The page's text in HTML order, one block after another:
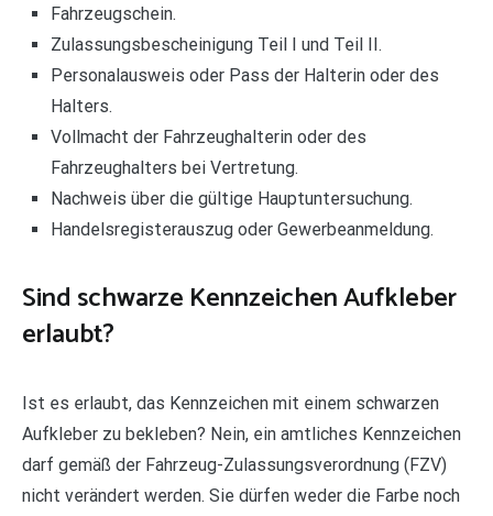
Fahrzeugschein.
Zulassungsbescheinigung Teil I und Teil II.
Personalausweis oder Pass der Halterin oder des
Halters.
Vollmacht der Fahrzeughalterin oder des
Fahrzeughalters bei Vertretung.
Nachweis über die gültige Hauptuntersuchung.
Handelsregisterauszug oder Gewerbeanmeldung.
Sind schwarze Kennzeichen Aufkleber
erlaubt?
Ist es erlaubt, das Kennzeichen mit einem schwarzen
Aufkleber zu bekleben? Nein, ein amtliches Kennzeichen
darf gemäß der Fahrzeug-Zulassungsverordnung (FZV)
nicht verändert werden. Sie dürfen weder die Farbe noch